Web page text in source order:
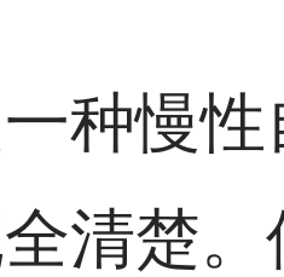
种慢
清楚